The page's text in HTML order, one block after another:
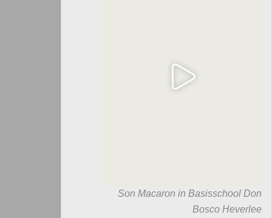
Son Macaron in Basisschool Don
Bosco Heverlee